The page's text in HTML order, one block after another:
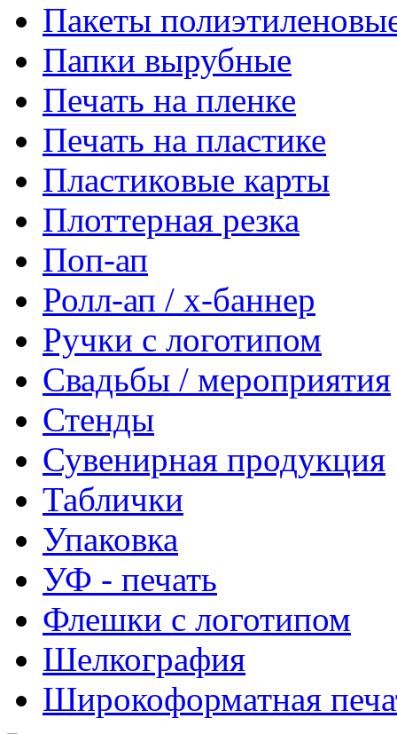
Пакеты
Папки вырубные
Печать на пленке
Печать на пластике
Пластиковые карты
Плоттерная резка
Поп-ап
Ролл-ап / х-баннер
Ручки с логотипом
Свадьбы / мероприятия
Стенды
Сувенирная продукция
Таблички
Упаковка
УФ - печать
Флешки с логотипом
Шелкография
Широкоформатная